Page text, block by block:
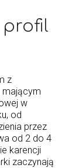
profil
z
w
od
przez
od 2 do 4
karencji
zaczynają